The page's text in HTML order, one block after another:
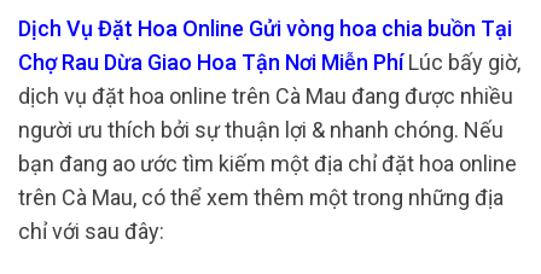
Dịch Vụ Đặt Hoa Online Gửi vòng hoa chia buồn Tại
Chợ Rau Dừa Giao Hoa Tận Nơi Miễn PhíLúc bấy giờ,
dịch vụ đặt hoa online trên Cà Mau đang được nhiều
người ưu thích bởi sự thuận lợi & nhanh chóng. Nếu
bạn đang ao ước tìm kiếm một địa chỉ đặt hoa online
trên Cà Mau, có thể xem thêm một trong những địa
chỉ với sau đây: